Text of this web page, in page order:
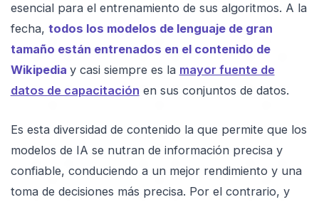
esencial para el entrenamiento de sus algoritmos. A la
fecha, todos los modelos de lenguaje de gran
tamaño están entrenados en el contenido de
Wikipedia y casi siempre es la mayor fuente de
datos de capacitación en sus conjuntos de datos.
Es esta diversidad de contenido la que permite que los
modelos de IA se nutran de información precisa y
confiable, conduciendo a un mejor rendimiento y una
toma de decisiones más precisa. Por el contrario, y